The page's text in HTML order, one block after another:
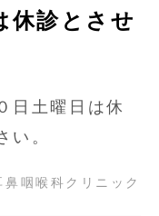
休診とさせ
日土曜日は休
い。
鼻咽喉科クリニック